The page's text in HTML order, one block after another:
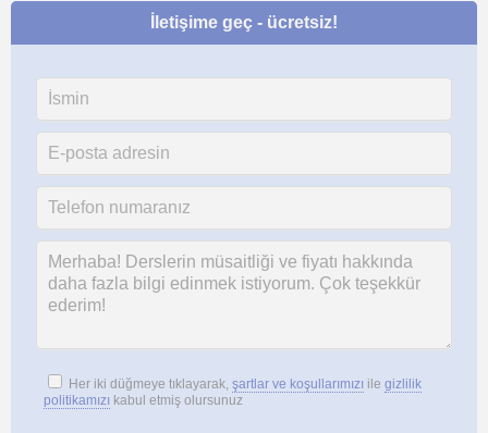
İletişime geç - ücretsiz!
Her iki düğmeye tıklayarak, şartlar ve koşullarımızı ile gizlilik
politikamızı kabul etmiş olursunuz